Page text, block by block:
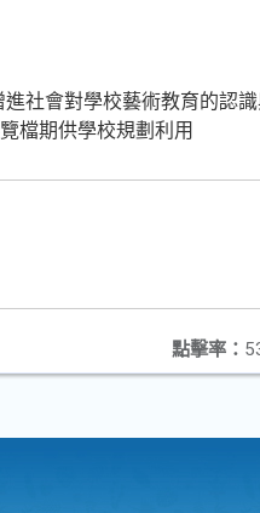
社會對學校藝術教育的認
檔期供學校規劃利用
點擊率：